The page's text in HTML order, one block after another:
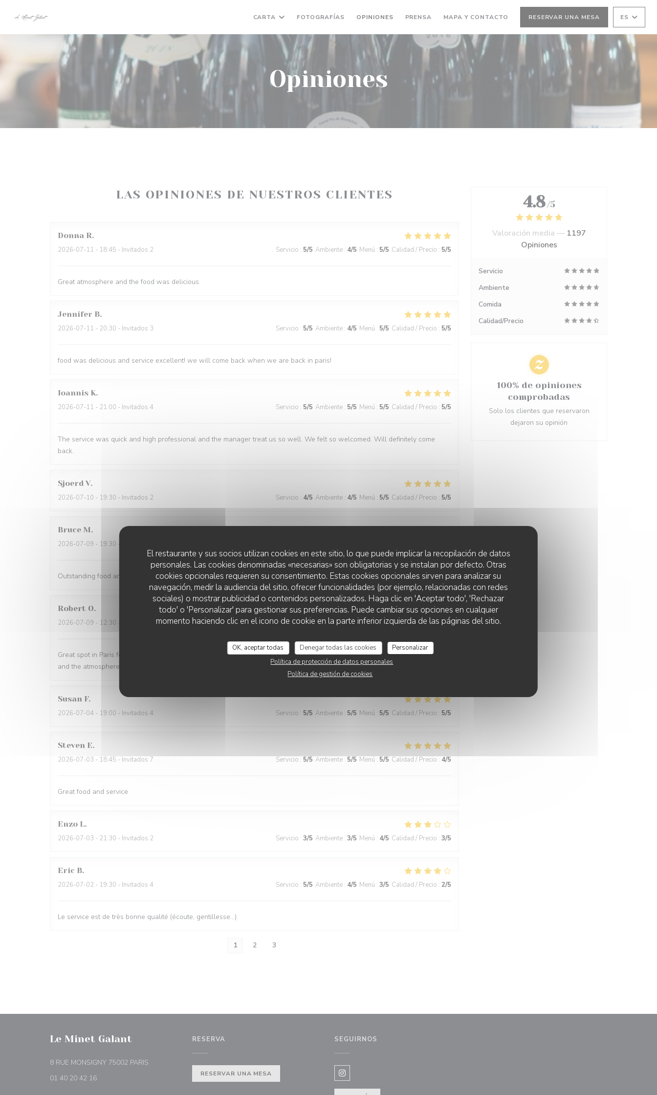
El restaurante y sus socios utilizan cookies en este sitio, lo que puede implicar la recopilación de datos
personales. Las cookies denominadas «necesarias» son obligatorias y se instalan por defecto. Otras
cookies opcionales requieren su consentimiento. Estas cookies opcionales sirven para analizar su
navegación, medir la audiencia del sitio, ofrecer funcionalidades (por ejemplo, relacionadas con redes
sociales) o mostrar publicidad o contenidos personalizados. Haga clic en 'Aceptar todo', 'Rechazar
todo' o 'Personalizar' para gestionar sus preferencias. Puede cambiar sus opciones en cualquier
momento haciendo clic en el icono de cookie en la parte inferior izquierda de las páginas del sitio.
OK, aceptar todas Denegar todas las cookies
Personalizar
Política de protección de datos personales
Política de gestión de cookies
CARTA FOTOGRAFÍAS OPINIONES PRENSA MAPA Y CONTACTO RESERVAR UNA MESA ES
Opiniones
LAS OPINIONES DE NUESTROS CLIENTES
Donna R
2026-07-11 - 18:45 - Invitados 2 Servicio : 5/5 Ambiente : 4/5 Menú : 5/5 Calidad / Precio : 5/5
Great atmosphere and the food was delicious.
Jennifer B
2026-07-11 - 20:30 - Invitados 3 Servicio : 5/5 Ambiente : 4/5 Menú : 5/5 Calidad / Precio : 5/5
food was delicious and service excellent! we will come back when we are back in paris!
Ioannis K
2026-07-11 - 21:00 - Invitados 4 Servicio : 5/5 Ambiente : 5/5 Menú : 5/5 Calidad / Precio : 5/5
The service was quick and high professional and the manager treat us so well. We felt so welcomed. Will definitely come
back.
Sjoerd V
2026-07-10 - 19:30 - Invitados 2 Servicio : 4/5 Ambiente : 4/5 Menú : 5/5 Calidad / Precio : 5/5
Bruce M
2026-07-09 - 19:30 - Invitados 4
Outstanding food and service. The service was the best we have had in Paris
Robert O
2026-07-09 - 12:30 - Invitados 5 Servicio:5/5 Ambiente: 5/5 Menú: 5 /5 Calidad / Precio: 4/5
Great spot in Paris for a business lunch or casual dinner. The food is consistently excellent, the service is friendly and attentive,
and the atmosphere is warm and inviting. Highly recommended!
Susan F
2026-07-04 - 19:00 - Invitados 4 Servicio : 5/5 Ambiente : 5/5 Menú : 5/5 Calidad / Precio : 5/5
Steven E
2026-07-03 - 18:45 - Invitados 7 Servicio : 5/5 Ambiente : 5/5 Menú : 5/5 Calidad / Precio : 4/5
Great food and service
Enzo L
2026-07-03 - 21:30 - Invitados 2 Servicio : 3/5 Ambiente : 3/5 Menú : 4/5 Calidad / Precio : 3/5
Eric B
2026-07-02 - 19:30 - Invitados 4 Servicio : 5/5 Ambiente : 4/5 Menú : 3/5 Calidad / Precio : 2/5
Le service est de très bonne qualité (écoute, gentillesse…)
1 2 3
4.8 /5
Valoración media — 1197
Opiniones
Servicio
Ambiente
Comida
Calidad/Precio
100% de opiniones
comprobadas
Solo los clientes que reservaron
dejaron su opinión
Le Minet Galant
8 RUE MONSIGNY 75002 PARIS
01 40 20 42 16
RESERVA
RESERVAR UNA MESA
SEGUIRNOS
Instagram ((abre en una nueva ventana))